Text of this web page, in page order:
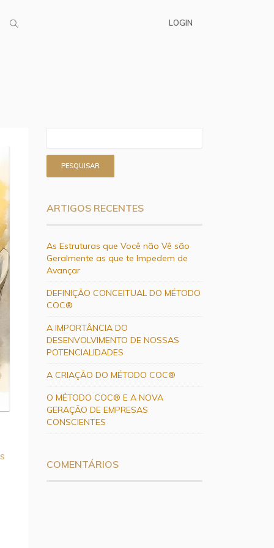
LOGIN
ARTIGOS RECENTES
As Estruturas que Você não Vê são
Geralmente as que te Impedem de
Avançar
DEFINIÇÃO CONCEITUAL DO MÉTODO
COC®
A IMPORTÂNCIA DO
DESENVOLVIMENTO DE NOSSAS
POTENCIALIDADES
A CRIAÇÃO DO MÉTODO COC®
O MÉTODO COC® E A NOVA
GERAÇÃO DE EMPRESAS
CONSCIENTES
COMENTÁRIOS